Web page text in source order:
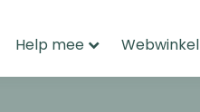
Help mee Webwinkel